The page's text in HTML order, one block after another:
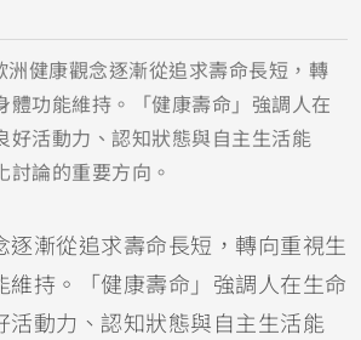
洲健康觀念逐漸從追求壽命長短，轉
體功能維持。「健康壽命」強調人在
好活動力、認知狀態與自主生活能
討論的重要方向。
逐漸從追求壽命長短，轉向重視生
維持。「健康壽命」強調人在生命
活動力、認知狀態與自主生活能